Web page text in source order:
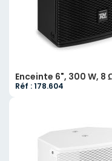
Enceinte 6", 300 W, 8
Réf : 178.604